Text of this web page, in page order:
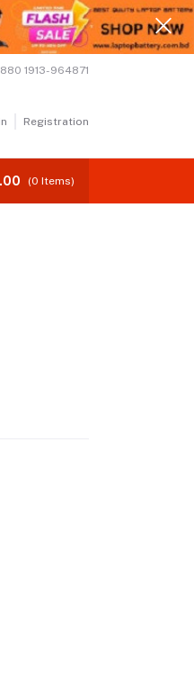
1913-964871
Registration
(0 Items)